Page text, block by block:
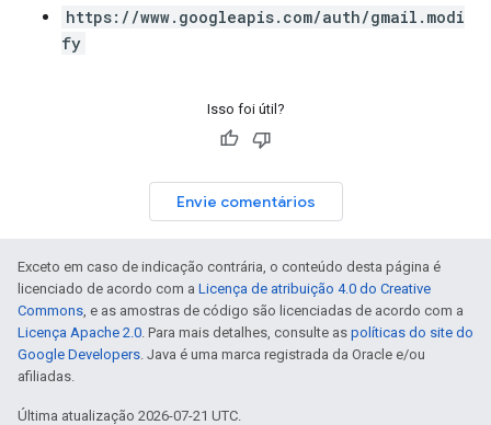
https://www.googleapis.com/auth/gmail.modi
fy
Isso foi útil?
Envie comentários
Exceto em caso de indicação contrária, o conteúdo desta página é
licenciado de acordo com a Licença de atribuição 4.0 do Creative
Commons, e as amostras de código são licenciadas de acordo com a
Licença Apache 2.0. Para mais detalhes, consulte as políticas do site do
Google Developers. Java é uma marca registrada da Oracle e/ou
afiliadas.
Última atualização 2026-07-21 UTC.